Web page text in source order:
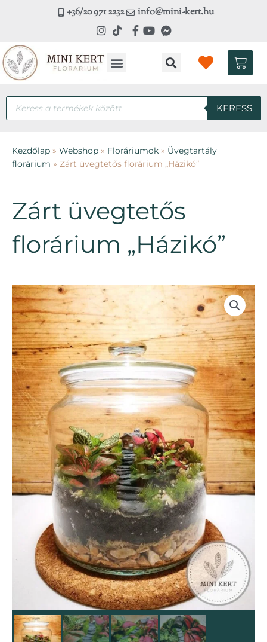
+36/20 971 2232 info@mini-kert.hu
Products
search
KERESS
Kezdőlap » Webshop » Floráriumok » Üvegtartály
florárium » Zárt üvegtetős florárium „Házikó”
Zárt üvegtetős
florárium „Házikó”